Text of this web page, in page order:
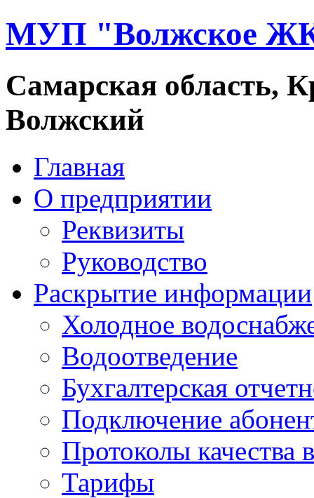
МУП "Волжское
Самарская область,
Волжский
Главная
О предприятии
Реквизиты
Руководство
Раскрытие информации
Холодное
Водоотведение
Бухгалтерская
Подключение
Протоколы качества
Тарифы